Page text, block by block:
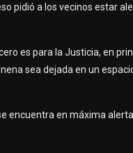
pidió a los vecinos estar
es para la Justicia, en
sea dejada en un
encuentra en máxima